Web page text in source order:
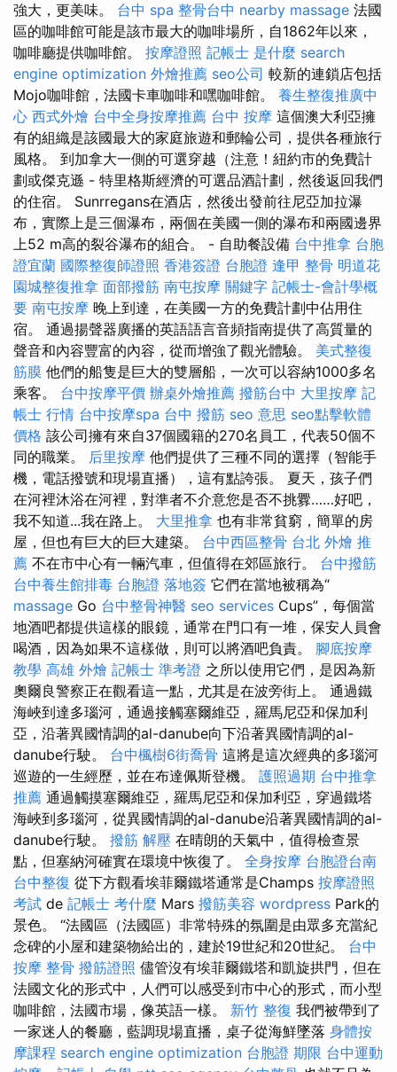
強大，更美味。 台中 spa 整骨台中 nearby massage 法國
區的咖啡館可能是該市最大的咖啡場所，自1862年以來，
咖啡廳提供咖啡館。 按摩證照 記帳士 是什麼 search
engine optimization 外燴推薦 seo公司 較新的連鎖店包括
Mojo咖啡館，法國卡車咖啡和嘿咖啡館。 養生整復推廣中
心 西式外燴 台中全身按摩推薦 台中 按摩 這個澳大利亞擁
有的組織是該國最大的家庭旅遊和郵輪公司，提供各種旅行
風格。 到加拿大一側的可選穿越（注意！紐約市的免費計
劃或傑克遜 - 特里格斯經濟的可選品酒計劃，然後返回我們
的住宿。 Sunrregans在酒店，然後出發前往尼亞加拉瀑
布，實際上是三個瀑布，兩個在美國一側的瀑布和兩國邊界
上52 m高的裂谷瀑布的組合。 - 自助餐設備 台中推拿 台胞
證宜蘭 國際整復師證照 香港簽證 台胞證 逢甲 整骨 明道花
園城整復推拿 面部撥筋 南屯按摩 關鍵字 記帳士-會計學概
要 南屯按摩 晚上到達，在美國一方的免費計劃中佔用住
宿。 通過揚聲器廣播的英語語言音頻指南提供了高質量的
聲音和內容豐富的內容，從而增強了觀光體驗。 美式整復
筋膜 他們的船隻是巨大的雙層船，一次可以容納1000多名
乘客。 台中按摩平價 辦桌外燴推薦 撥筋台中 大里按摩 記
帳士 行情 台中按摩spa 台中 撥筋 seo 意思 seo點擊軟體
價格 該公司擁有來自37個國籍的270名員工，代表50個不
同的職業。 后里按摩 他們提供了三種不同的選擇（智能手
機，電話撥號和現場直播），這有點誇張。 夏天，孩子們
在河裡沐浴在河裡，對準者不介意您是否不挑釁……好吧，
我不知道...我在路上。 大里推拿 也有非常貧窮，簡單的房
屋，但也有巨大的巨大建築。 台中西區整骨 台北 外燴 推
薦 不在市中心有一輛汽車，但值得在郊區旅行。 台中撥筋
台中養生館排毒 台胞證 落地簽 它們在當地被稱為“
massage Go 台中整骨神醫 seo services Cups”，每個當
地酒吧都提供這樣的眼鏡，通常在門口有一堆，保安人員會
喝酒，因為如果不這樣做，則可以將酒吧負責。 腳底按摩
教學 高雄 外燴 記帳士 準考證 之所以使用它們，是因為新
奧爾良警察正在觀看這一點，尤其是在波旁街上。 通過鐵
海峽到達多瑙河，通過接觸塞爾維亞，羅馬尼亞和保加利
亞，沿著異國情調的al-danube向下沿著異國情調的al-
danube行駛。 台中楓樹6街喬骨 這將是這次經典的多瑙河
巡遊的一生經歷，並在布達佩斯登機。 護照過期 台中推拿
推薦 通過觸摸塞爾維亞，羅馬尼亞和保加利亞，穿過鐵塔
海峽到多瑙河，從異國情調的al-danube沿著異國情調的al-
danube行駛。 撥筋 解壓 在晴朗的天氣中，值得檢查景
點，但塞納河確實在環境中恢復了。 全身按摩 台胞證台南
台中整復 從下方觀看埃菲爾鐵塔通常是Champs 按摩證照
考試 de 記帳士 考什麼 Mars 撥筋美容 wordpress Park的
景色。 “法國區（法國區）非常特殊的氛圍是由眾多充當紀
念碑的小屋和建築物給出的，建於19世紀和20世紀。 台中
按摩 整骨 撥筋證照 儘管沒有埃菲爾鐵塔和凱旋拱門，但在
法國文化的形式中，人們可以感受到市中心的形式，而小型
咖啡館，法國市場，像英語一樣。 新竹 整復 我們被帶到了
一家迷人的餐廳，藍調現場直播，桌子從海鮮墜落 身體按
摩課程 search engine optimization 台胞證 期限 台中運動